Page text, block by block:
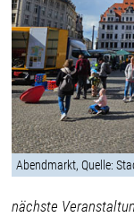
Abendmarkt, Quelle:
nächste